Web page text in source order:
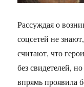
Рассуждая о
соцсетей не
считают, что
без свидетелей,
впрямь проявила